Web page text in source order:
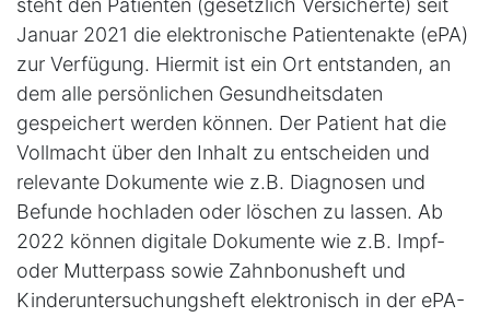
steht den Patienten (gesetzlich Versicherte) seit
Januar 2021 die elektronische Patientenakte (ePA)
zur Verfügung. Hiermit ist ein Ort entstanden, an
dem alle persönlichen Gesundheitsdaten
gespeichert werden können. Der Patient hat die
Vollmacht über den Inhalt zu entscheiden und
relevante Dokumente wie z.B. Diagnosen und
Befunde hochladen oder löschen zu lassen. Ab
2022 können digitale Dokumente wie z.B. Impf-
oder Mutterpass sowie Zahnbonusheft und
Kinderuntersuchungsheft elektronisch in der ePA-